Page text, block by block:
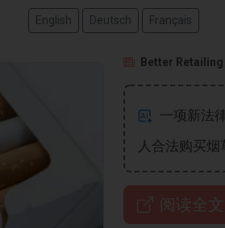
English Deutsch Français
Better Retailing
一项新法
人合法购买烟
阅读全文